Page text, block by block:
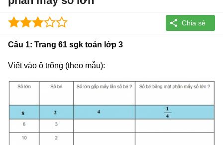
Câu 1: Trang 61 sgk toán lớp 3
Viết vào ô trống (theo mẫu):